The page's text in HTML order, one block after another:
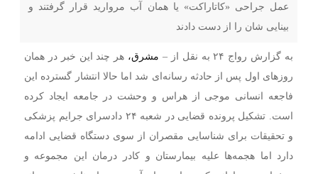
عمل جراحی «کاتاراکت» یا همان آب مروارید قرار گرفتند و
بینایی شان را از دست دادند
به گزارش رواج ۲۴ به نقل از – مشرق، هر چند این خبر در همان
روزهای اول پس از حادثه رسانه‌ای شد اما حالا انتشار گسترده این
فاجعه انسانی موجی از هراس و وحشت در جامعه ایجاد کرده
است. تشکیل پرونده قضایی در شعبه ۲۴ دادسرای جرایم پزشکی
و تحقیقات برای شناسایی مقصران از سوی دستگاه قضایی ادامه
دارد اما هجمه‌ها علیه بیمارستان و کادر درمان این مجموعه و